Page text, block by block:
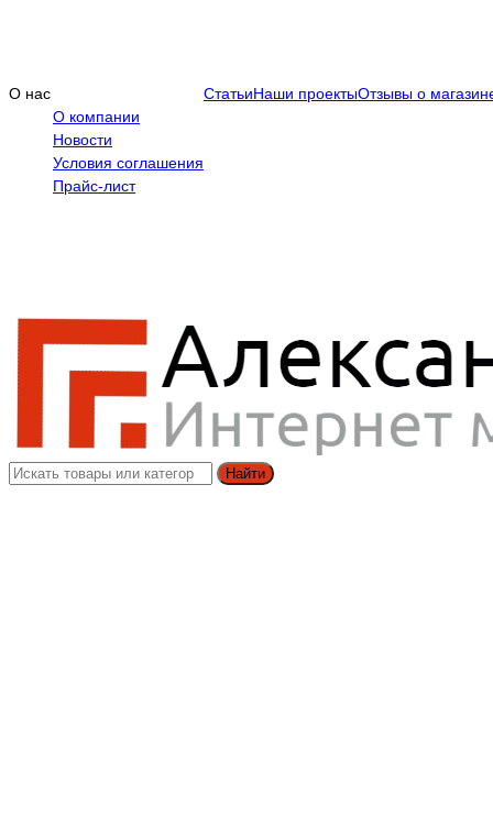
О нас
О компании
Новости
Условия соглашения
Прайс-лист
СтатьиНаши проектыОтзывы о
Найти